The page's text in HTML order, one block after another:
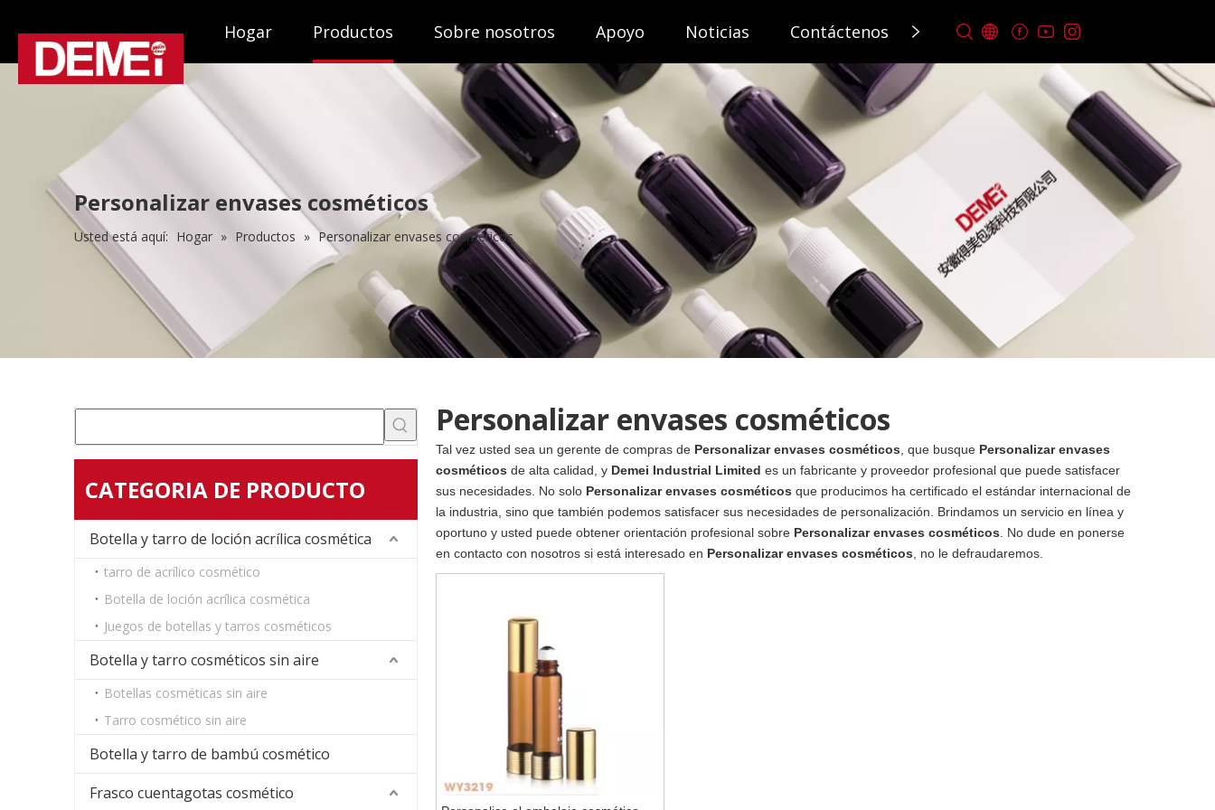
Hogar Productos Sobre nosotros Apoyo Noticias Contáctenos
Personalizar envases cosméticos
Usted está aquí: Hogar » Productos » Personalizar envases cosméticos
CATEGORIA DE PRODUCTO
Botella y tarro de loción acrílica cosmética
tarro de acrílico cosmético
Botella de loción acrílica cosmética
Juegos de botellas y tarros cosméticos
Botella y tarro cosméticos sin aire
Botellas cosméticas sin aire
Tarro cosmético sin aire
Botella y tarro de bambú cosmético
Frasco cuentagotas cosmético
Personalizar envases cosméticos
Tal vez usted sea un gerente de compras de Personalizar envases cosméticos , que busque Personalizar envases
cosméticos de alta calidad, y Demei Industrial Limited es un fabricante y proveedor profesional que puede satisfacer
sus necesidades. No solo Personalizar envases cosméticos que producimos ha certificado el estándar internacional de
la industria, sino que también podemos satisfacer sus necesidades de personalización. Brindamos un servicio en línea y
oportuno y usted puede obtener orientación profesional sobre Personalizar envases cosméticos . No dude en ponerse
en contacto con nosotros si está interesado en Personalizar envases cosméticos , no le defraudaremos.